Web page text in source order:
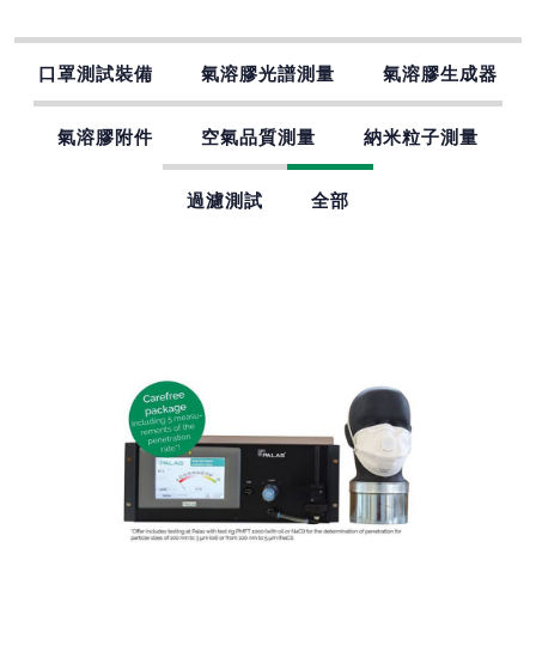
口罩測試裝備 氣溶膠光譜測量 氣溶膠生成器
氣溶膠附件 空氣品質測量 納米粒子測量
過濾測試 全部